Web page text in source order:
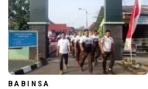
BABINSA